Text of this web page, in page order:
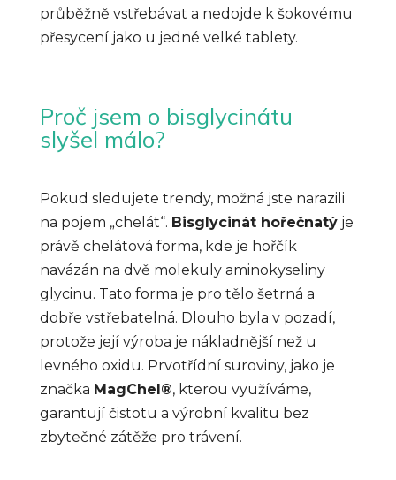
průběžně vstřebávat a nedojde k šokovému
přesycení jako u jedné velké tablety.
Proč jsem o bisglycinátu
slyšel málo?
Pokud sledujete trendy, možná jste narazili
na pojem „chelát“. Bisglycinát hořečnatýje
právě chelátová forma, kde je hořčík
navázán na dvě molekuly aminokyseliny
glycinu. Tato forma je pro tělo šetrná a
dobře vstřebatelná. Dlouho byla v pozadí,
protože její výroba je nákladnější než u
levného oxidu. Prvotřídní suroviny, jako je
značka MagChel®, kterou využíváme,
garantují čistotu a výrobní kvalitu bez
zbytečné zátěže pro trávení.